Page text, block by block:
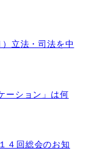
立法・司法を中
ーション」は何
４回総会のお知